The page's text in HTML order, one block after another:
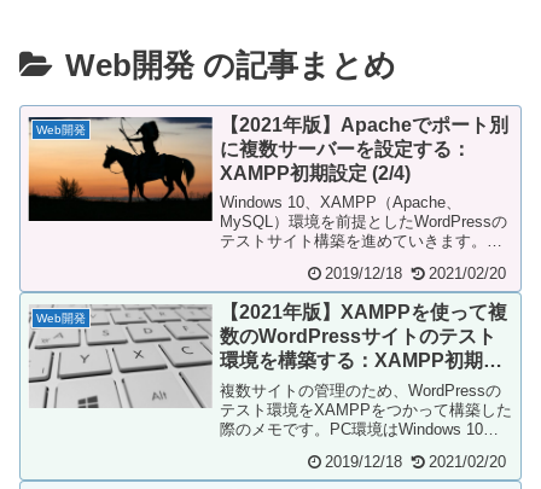
Web開発 の記事まとめ
Web開発
【2021年版】Apacheでポート別
に複数サーバーを設定する：
XAMPP初期設定 (2/4)
Windows 10、XAMPP（Apache、
MySQL）環境を前提としたWordPressの
テストサイト構築を進めていきます。本
2019/12/18 2021/02/20
Web開発
【2021年版】XAMPPを使って複
数のWordPressサイトのテスト
環境を構築する：XAMPP初期設
定 (1/4)
複数サイトの管理のため、WordPressの
テスト環境をXAMPPをつかって構築した
際のメモです。PC環境はWindows 10で
2019/12/18 2021/02/20